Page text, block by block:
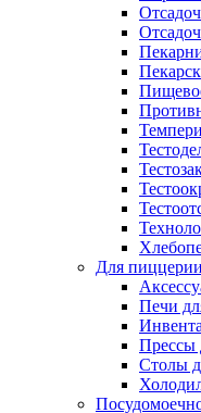
Для пиццерии
Печи
Прессы
Столы